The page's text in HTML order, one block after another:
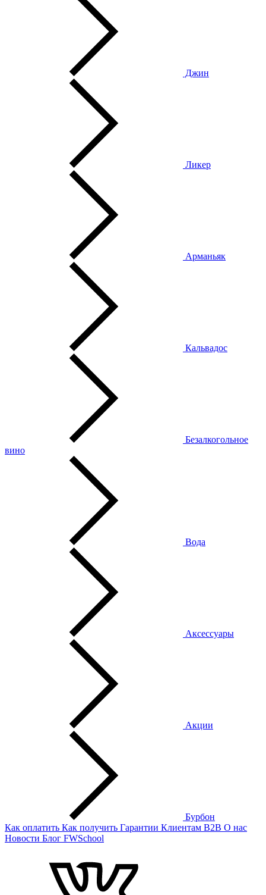
Джин
Ликер
Арманьяк
Кальвадос
Безалкогольное
вино
Вода
Аксессуары
Акции
Бурбон
Как оплатить Как получить Гарантии Клиентам B2B О нас
Новости Блог FWSchool